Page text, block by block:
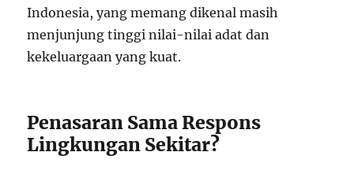
Indonesia, yang memang dikenal masih
menjunjung tinggi nilai-nilai adat dan
kekeluargaan yang kuat.
Penasaran Sama Respons
Lingkungan Sekitar?